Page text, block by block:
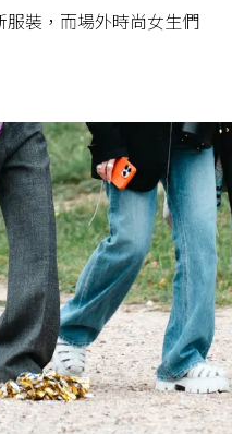
裝，而場外時尚女生們